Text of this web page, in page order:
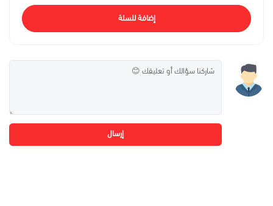
إضافة للسلة
إرسال